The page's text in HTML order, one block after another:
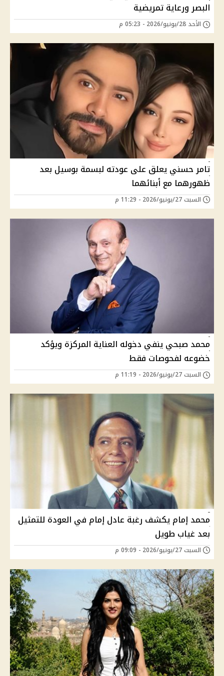
البصر ورعاية تمريضية
الأحد 28/يونيو/2026 - 05:23 م
تامر حسني يعلق على عودته لبسمة بوسيل بعد
ظهورهما مع أبنائهما
السبت 27/يونيو/2026 - 11:29 م
محمد صبحي ينفي دخوله العناية المركزة ويؤكد
خضوعه لفحوصات فقط
السبت 27/يونيو/2026 - 11:19 م
محمد إمام يكشف رغبة عادل إمام في العودة للتمثيل
بعد غياب طويل
السبت 27/يونيو/2026 - 09:09 م